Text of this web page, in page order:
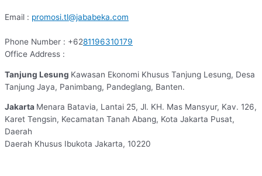
Email : promosi.tl@jababeka.com
Phone Number : +6281196310179
Office Address :
Tanjung Lesung Kawasan Ekonomi Khusus Tanjung Lesung, Desa
Tanjung Jaya, Panimbang, Pandeglang, Banten.
Jakarta Menara Batavia, Lantai 25, Jl. KH. Mas Mansyur, Kav. 126,
Karet Tengsin, Kecamatan Tanah Abang, Kota Jakarta Pusat,
Daerah
Daerah Khusus Ibukota Jakarta, 10220